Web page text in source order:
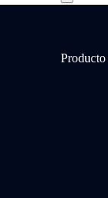
Producto